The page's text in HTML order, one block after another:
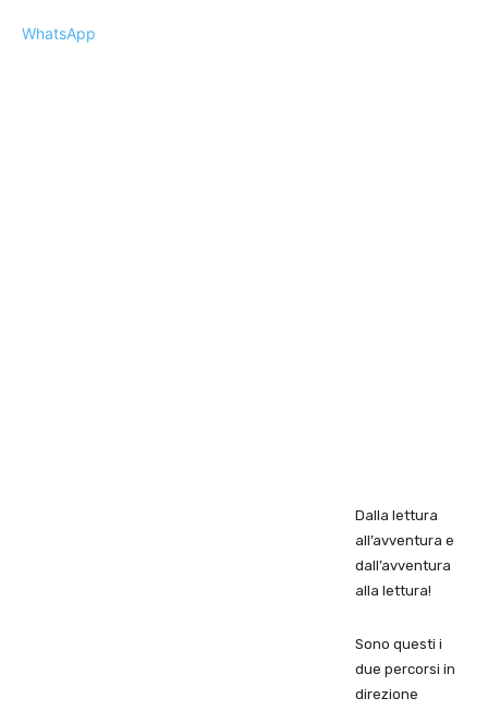
WhatsApp
Dalla lettura
all’avventura e
dall’avventura
alla lettura!
Sono questi i
due percorsi in
direzione